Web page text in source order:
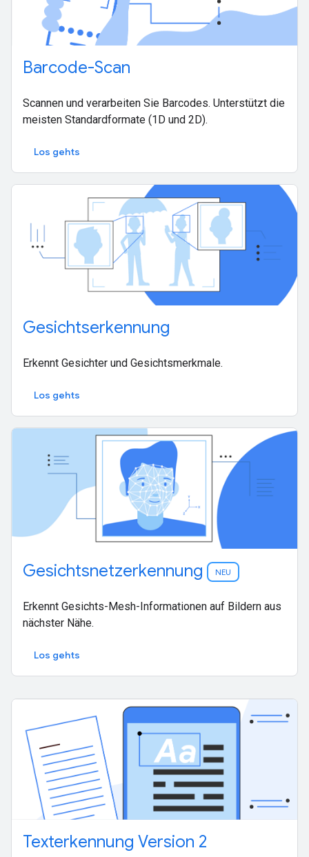
Barcode-Scan
Scannen und verarbeiten Sie Barcodes. Unterstützt die
meisten Standardformate (1D und 2D).
Los gehts
Gesichtserkennung
Erkennt Gesichter und Gesichtsmerkmale.
Los gehts
Gesichtsnetzerkennung NEU
Erkennt Gesichts-Mesh-Informationen auf Bildern aus
nächster Nähe.
Los gehts
Texterkennung Version 2